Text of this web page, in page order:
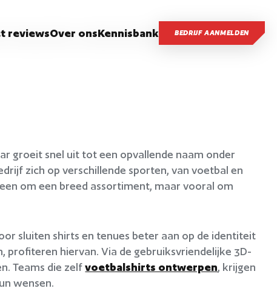
reviewsOver onsKennisbank BEDRIJF AANMELDEN
groeit snel uit tot een opvallende naam onder
zich op verschillende sporten, van voetbal en
om een breed assortiment, maar vooral om
sluiten shirts en tenues beter aan op de identiteit
profiteren hiervan. Via de gebruiksvriendelijke 3D-
Teams die zelfvoetbalshirts ontwerpen, krijgen
wensen.